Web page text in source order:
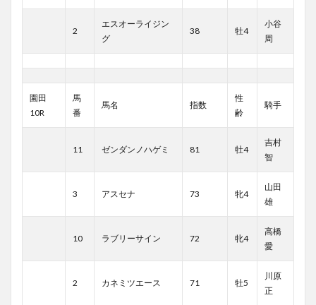
2
エスオーライジン
グ
38 牡4
小谷
周
園田
10R
馬
番
馬名 指数
性
齢
騎手
11 ゼンダンノハゲミ 81 牡4
吉村
智
3 アスセナ 73 牝4
山田
雄
10 ラブリーサイン 72 牝4
高橋
愛
2 カネミツエース 71 牡5
川原
正